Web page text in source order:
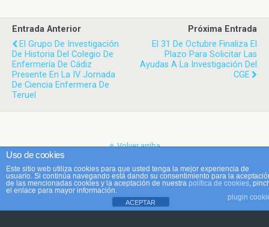
Entrada Anterior
El Grupo De Investigación
De Historia Del Colegio De
Enfermería De Cádiz
Presente En La IV Jornada
De Ciencia Enfermera De
Teruel
Próxima Entrada
El 31 De Octubre Finaliza El
Plazo Para Solicitar Las
Ayudas A La Investigación Del
CGE
Volver arriba
Móvil Escritorio
Uso de cookies
Este sitio web utiliza cookies para que usted tenga la mejor experiencia de
usuario. Si continúa navegando está dando su consentimiento para la
de las mencionadas cookies y la aceptación de nuestra política de cookies ,
el enlace para mayor información.
plugin
ACEPTAR